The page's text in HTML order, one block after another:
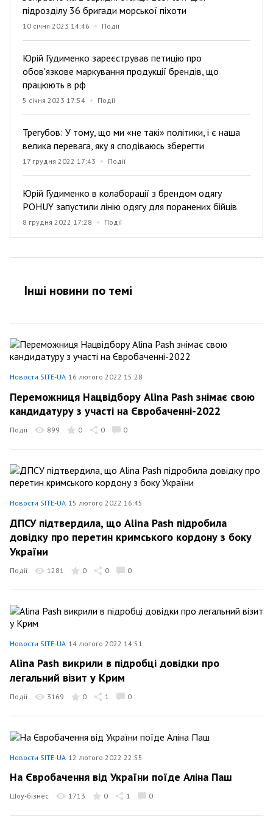
підрозділу 36 бригади морської піхоти
10 січня 2023 14:46 Події
Юрій Гудименко зареєстрував петицію про
обов'язкове маркування продукції брендів, що
працюють в рф
5 січня 2023 17:54 Події
Трегубов: У тому, що ми «не такі» політики, і є наша
велика перевага, яку я сподіваюсь зберегти
17 грудня 2022 17:43 Події
Юрій Гудименко в колаборації з брендом одягу
POHUY запустили лінію одягу для поранених бійців
8 грудня 2022 17:28 Події
Інші новини по темi
Новости SITE-UA 16 лютого 2022 15:28
Переможниця Нацвідбору Alina Pash знімає свою
кандидатуру з участі на Євробаченні-2022
Події 899 0 0 0
Новости SITE-UA 15 лютого 2022 16:45
ДПСУ підтвердила, що Alina Pash підробила
довідку про перетин кримського кордону з боку
України
Події 1281 0 0 0
Новости SITE-UA 14 лютого 2022 14:51
Alina Pash викрили в підробці довідки про
легальний візит у Крим
Події 3169 0 1 0
Новости SITE-UA 12 лютого 2022 22:55
На Євробачення від України поїде Аліна Паш
Шоу-бізнес 1713 0 1 0